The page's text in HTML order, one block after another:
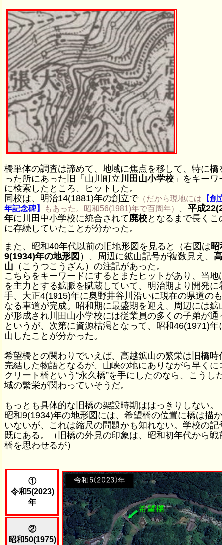
橋単体の調査は諦めて、地域に焦点を移して、特に橋
った所にあった旧「山川町立川田山小学校 」をキーワ
に検索したところ、ヒットした。
同校は、明治14(1881)年の創立で（だから現地には 【創
年記念碑】
もあった。昭和56(1981)年で百周年） 、 平成
年に川田中小学校に統合されて廃校となるまで長くこ
に存続していたことが分かった。
また、昭和40年代以前の旧地形図を見ると（右図は昭
9(1934)年の地形図 ）、周辺に鉱山記号が複数見え、
山 （こうつこうざん）の注記があった。
こちらをキーワードにするとまたヒットがあり、当地
を主力とする鉱脈を賦蔵していて、明治期より開発に
手、大正4(1915)年に奥野井谷川沿いに現在の県道の
なる車道が完成。昭和期に最盛期を迎え、周辺には鉱
が形成され川田山小学校には従業員の多くの子弟が通
というが、次第に資源枯渇となって、昭和46(1971)年
山したことが分かった。
希望橋との関わりでいえば、高越鉱山の繁栄は旧橋時
完結した物語となるが、山峡の地にありながら早くに
クリート橋という“永久橋”を手にしたのなら、こうし
域の繁栄が関わっていそうだ。
もっとも具体的な旧橋の架設時期ははっきりしない。
昭和9(1934)年の地形図には、希望橋の位置に橋は描
いないが、これは縮尺の問題かも知れない。学校の記
既にある。（旧橋の外見の印象は、昭和初年代から戦
橋を思わせるが）
①
令和5(2023)
年
②
昭和50(1975)